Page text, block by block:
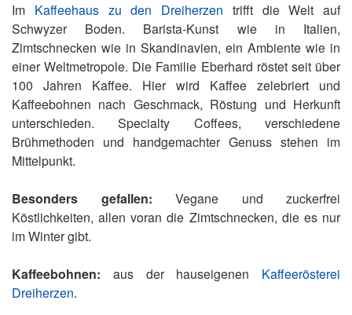
Im Kaffeehaus zu den Dreiherzen trifft die Welt auf
Schwyzer Boden. Barista-Kunst wie in Italien,
Zimtschnecken wie in Skandinavien, ein Ambiente wie in
einer Weltmetropole. Die Familie Eberhard röstet seit über
100 Jahren Kaffee. Hier wird Kaffee zelebriert und
Kaffeebohnen nach Geschmack, Röstung und Herkunft
unterschieden. Specialty Coffees, verschiedene
Brühmethoden und handgemachter Genuss stehen im
Mittelpunkt.
Besonders gefallen: Vegane und zuckerfrei
Köstlichkeiten, allen voran die Zimtschnecken, die es nur
im Winter gibt.
Kaffeebohnen: aus der hauseigenen Kaffeerösterei
Dreiherzen.